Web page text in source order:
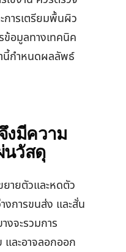
การเตรียมพื้นผิว
ข้อมูลทางเทคนิค
นี้กำหนดผลลัพธ์
งมีความ
วัสดุ
ายตัวและหดตัว
งการขนส่ง และสั่น
งจะรวมการ
และอาจลอกออก